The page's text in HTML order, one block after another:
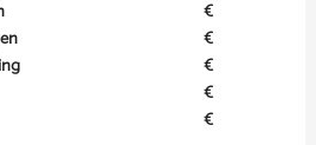
€
€
€
€
€